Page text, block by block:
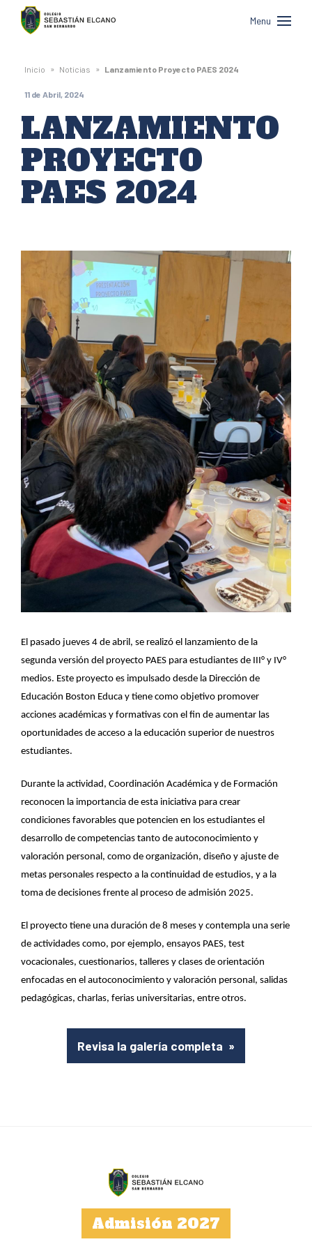
Colegio
Sebastián
Elcano
de
San
Bernardo
Menu
Inicio » Noticias » Lanzamiento Proyecto PAES 2024
11 de Abril, 2024
LANZAMIENTO
PROYECTO
PAES 2024
El pasado jueves 4 de abril, se realizó el lanzamiento de la
segunda versión del proyecto PAES para estudiantes de III° y IV°
medios. Este proyecto es impulsado desde la Dirección de
Educación Boston Educa y tiene como objetivo promover
acciones académicas y formativas con el fin de aumentar las
oportunidades de acceso a la educación superior de nuestros
estudiantes.
Durante la actividad, Coordinación Académica y de Formación
reconocen la importancia de esta iniciativa para crear
condiciones favorables que potencien en los estudiantes el
desarrollo de competencias tanto de autoconocimiento y
valoración personal, como de organización, diseño y ajuste de
metas personales respecto a la continuidad de estudios, y a la
toma de decisiones frente al proceso de admisión 2025.
El proyecto tiene una duración de 8 meses y contempla una serie
de actividades como, por ejemplo, ensayos PAES, test
vocacionales, cuestionarios, talleres y clases de orientación
enfocadas en el autoconocimiento y valoración personal, salidas
pedagógicas, charlas, ferias universitarias, entre otros.
Revisa la galería completa »
Admisión 2027